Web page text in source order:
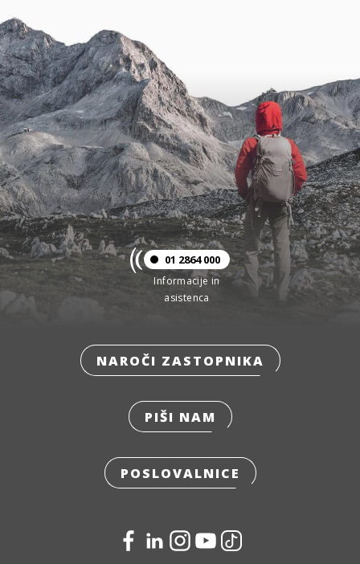
01 2864 000
Informacije in
asistenca
NAROČI ZASTOPNIKA
PIŠI NAM
POSLOVALNICE